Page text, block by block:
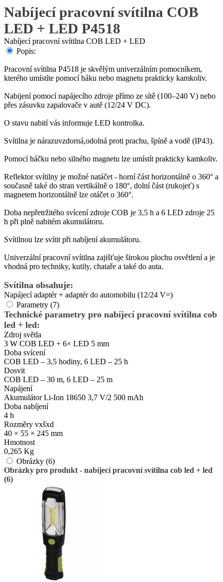
Nabíjecí pracovní svítilna COB
LED + LED P4518
Nabíjecí pracovní svítilna COB LED + LED
Popis:
Pracovní svítilna P4518 je skvělým univerzálním pomocníkem,
kterého umístíte pomocí háku nebo magnetu prakticky kamkoliv.
Nabijení pomocí napájecího zdroje přímo ze sítě (100–240 V) nebo
přes zásuvku zapalovače v autě (12/24 V DC).
O stavu nabití vás informuje LED kontrolka.
Svítilna je nárazuvzdorná,odolná proti prachu, špíně a vodě (IP43).
Pomocí háčku nebo silného magnetu lze umístít prakticky kamkoliv.
Reflektor svítilny je možné natáčet - horní část horizontálně o 360° a
současně také do stran vertikálně o 180°, dolní část (rukojeť) s
magnetem horizontálně lze otáčet o 360°.
Doba nepřetržitého svícení zdroje COB je 3,5 h a 6 LED zdroje 25
h při plně nabitém akumulátoru.
Svítilnou lze svítit při nabíjení akumulátoru.
Univerzální pracovní svítilna zajišťuje širokou plochu osvětlení a je
vhodná pro techniky, kutily, chataře a také do auta.
Svítilna obsahuje:
Napájecí adaptér + adaptér do automobilu (12/24 V=)
Parametry (7)
Technické parametry pro nabíjecí pracovní svítilna cob
led + led:
Zdroj světla
3 W COB LED + 6× LED 5 mm
Doba svícení
COB LED – 3,5 hodiny, 6 LED – 25 h
Dosvit
COB LED – 30 m, 6 LED – 25 m
Napájení
Akumulátor Li-Ion 18650 3,7 V/2 500 mAh
Doba nabíjení
4 h
Rozměry vxšxd
40 × 55 × 245 mm
Hmotnost
0,265 Kg
Obrázky (6)
Obrázky pro produkt - nabíjecí pracovní svítilna cob led + led
(6)